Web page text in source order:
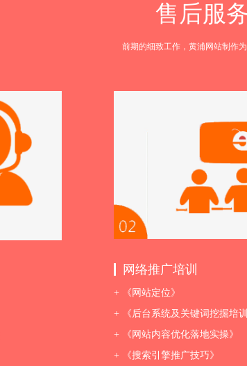
售后服
前期的细致工作，黄浦网站制作
网络推广培训
+ 《网站定位》
+ 《后台系统及关键词挖掘培训
+ 《网站内容优化落地实操》
+ 《搜索引擎推广技巧》